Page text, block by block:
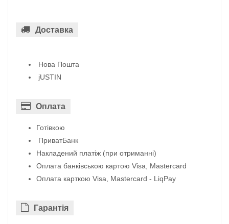
Доставка
Нова Пошта
jUSTIN
Оплата
Готівкою
ПриватБанк
Накладений платіж (при отриманні)
Оплата банківською картою Visa, Mastercard
Оплата карткою Visa, Mastercard - LiqPay
Гарантiя